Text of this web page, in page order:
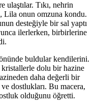
ulaştılar. Tıkı, nehrin
Lila onun omzuna kondu.
desteğiyle bir sal yaptı
ilerlerken, birbirlerine
buldular kendilerini.
dolu bir hazine
daha değerli bir
dostlukları. Bu macera,
olduğunu öğretti.